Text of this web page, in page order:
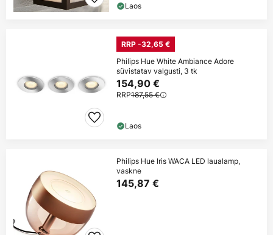
Laos
RRP -32,65 €
Philips Hue White Ambiance Adore
süvistatav valgusti, 3 tk
154,90 €
RRP187,55 €
Laos
Philips Hue Iris WACA LED laualamp,
vaskne
145,87 €